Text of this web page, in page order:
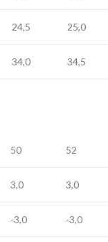
24,5 25,0
34,0 34,5
50 52
3,0 3,0
-3,0 -3,0